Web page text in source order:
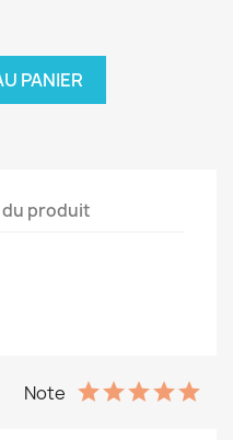
PANIER
du produit
Note